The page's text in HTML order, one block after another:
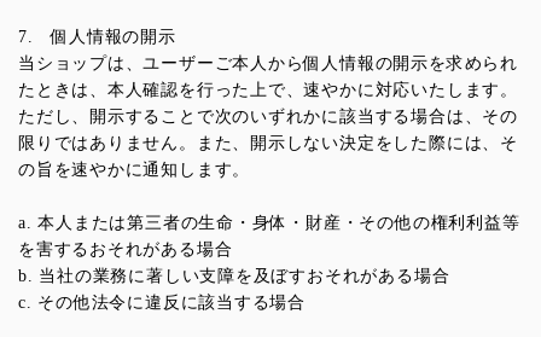
7. 個人情報の開示
当ショップは、ユーザーご本人から個人情報の開示を求められ
たときは、本人確認を行った上で、速やかに対応いたします。
ただし、開示することで次のいずれかに該当する場合は、その
限りではありません。また、開示しない決定をした際には、そ
の旨を速やかに通知します。
a. 本人または第三者の生命・身体・財産・その他の権利利益等
を害するおそれがある場合
b. 当社の業務に著しい支障を及ぼすおそれがある場合
c. その他法令に違反に該当する場合